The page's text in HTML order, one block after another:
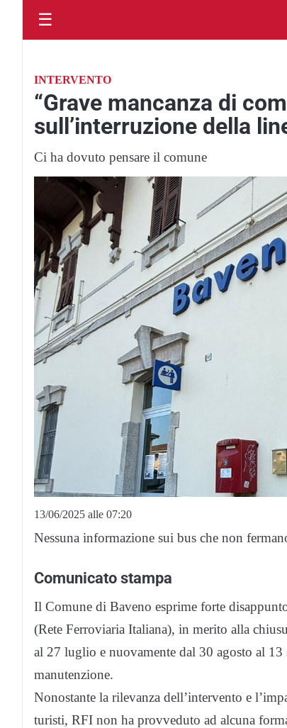
☰
INTERVENTO
“Grave mancanza di
sull’interruzione della
Ci ha dovuto pensare il comune
13/06/2025 alle 07:20
Nessuna informazione sui bus che non
Comunicato stampa
Il Comune di Baveno esprime forte
(Rete Ferroviaria Italiana), in merito alla
al 27 luglio e nuovamente dal 30 agosto al
manutenzione.
Nonostante la rilevanza dell’intervento e
turisti, RFI non ha provveduto ad alcuna